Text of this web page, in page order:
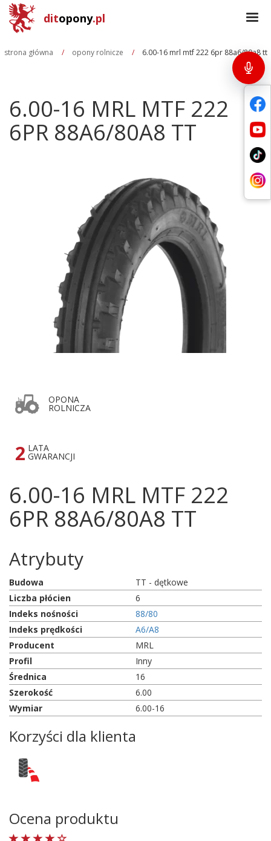
ditopony.pl
strona główna opony rolnicze 6.00-16 mrl mtf 222 6pr 88a6/80a8 tt
6.00-16 MRL MTF 222
6PR 88A6/80A8 TT
OPONA
ROLNICZA
2 LATA
GWARANCJI
6.00-16 MRL MTF 222
6PR 88A6/80A8 TT
Atrybuty
Budowa
TT - dętkowe
Liczba płócien
6
Indeks nośności
88/80
Indeks prędkości
A6/A8
Producent
MRL
Profil
Inny
Średnica
16
Szerokość
6.00
Wymiar
6.00-16
Korzyści dla klienta
Ocena produktu